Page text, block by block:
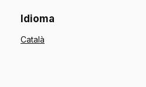
Idioma